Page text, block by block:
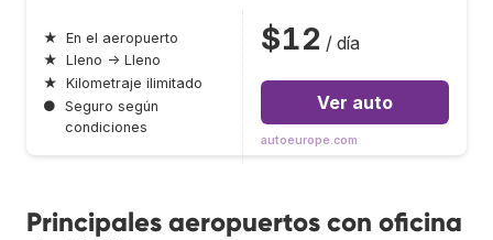
★ En el aeropuerto
★ Lleno → Lleno
★ Kilometraje ilimitado
● Seguro según
condiciones
$12 / día
Ver auto
autoeurope.com
Principales aeropuertos con oficina